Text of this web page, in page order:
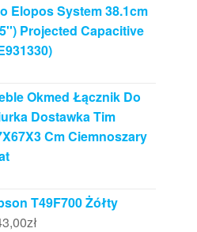
Elopos System 38.1cm
Projected Capacitive
Okmed Łącznik Do
Dostawka Tim
Cm Ciemnoszary
T49F700 Żółty
zł